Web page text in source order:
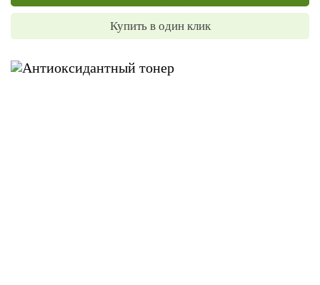
Купить в один клик